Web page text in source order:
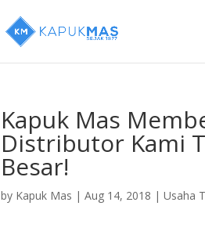
Kapuk Mas
Distributor Kami
Besar!
by Kapuk Mas |Aug 14, 2018 |Usaha